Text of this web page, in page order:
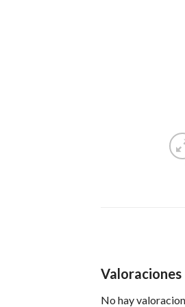
Valoraciones
No hay